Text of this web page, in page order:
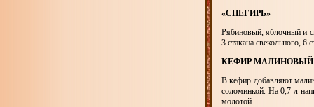
«СНЕГИРЬ»
Рябиновый, яблочный и
3 стакана свекольного, 6
КЕФИР МАЛИНОВЫЙ
В кефир добавляют
соломинкой. На 0,7 л
молотой.